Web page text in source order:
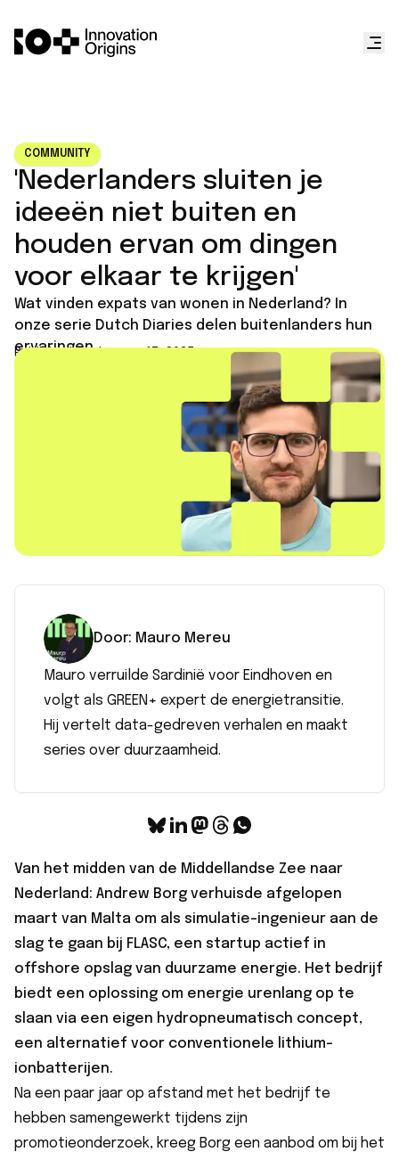
COMMUNITY
'Nederlanders sluiten je
ideeën niet buiten en
houden ervan om dingen
voor elkaar te krijgen'
Wat vinden expats van wonen in Nederland? In
onze serie Dutch Diaries delen buitenlanders hun
ervaringen.
Published on
Door: Mauro Mereu
Mauro verruilde Sardinië voor Eindhoven en
volgt als GREEN+ expert de energietransitie.
Hij vertelt data-gedreven verhalen en maakt
series over duurzaamheid.
Van het midden van de Middellandse Zee naar
Nederland: Andrew Borg verhuisde afgelopen
maart van Malta om als simulatie-ingenieur aan de
slag te gaan bij FLASC, een startup actief in
offshore opslag van duurzame energie. Het bedrijf
biedt een oplossing om energie urenlang op te
slaan via een eigen hydropneumatisch concept,
een alternatief voor conventionele lithium-
ionbatterijen.
Na een paar jaar op afstand met het bedrijf te
hebben samengewerkt tijdens zijn
promotieonderzoek, kreeg Borg een aanbod om bij het